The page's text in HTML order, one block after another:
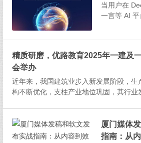
性，奠定传
体...
当用户在
一言等 AI
辑：传统 S...
精质研磨，优路教育2025年一建及
会举办
近年来，我国建筑业步入新发展阶段，生
构不断优化，支柱产业地位巩固，其行业
水平，7月7日上...
厦门媒体
指南：从